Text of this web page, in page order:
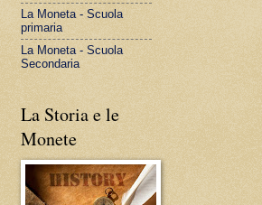
La Moneta - Scuola
primaria
La Moneta - Scuola
Secondaria
La Storia e le
Monete